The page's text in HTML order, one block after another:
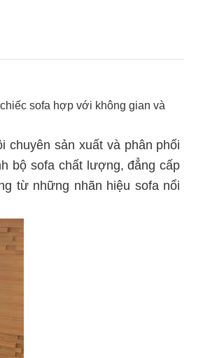
sofa hợp với không gian và
chuyên sản xuất và phân phối
bộ sofa chất lượng, đẳng cấp
từ những nhãn hiệu sofa nổi